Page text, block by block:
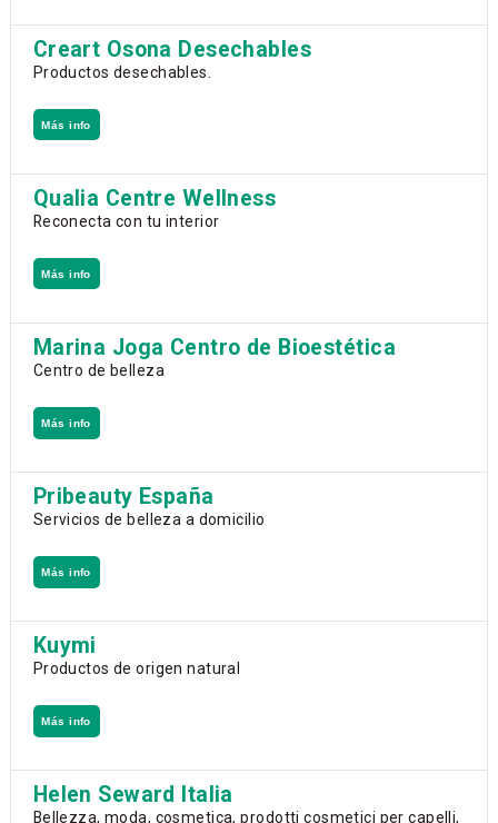
Creart Osona Desechables
Productos desechables.
Más info
Qualia Centre Wellness
Reconecta con tu interior
Más info
Marina Joga Centro de Bioestética
Centro de belleza
Más info
Pribeauty España
Servicios de belleza a domicilio
Más info
Kuymi
Productos de origen natural
Más info
Helen Seward Italia
Bellezza, moda, cosmetica, prodotti cosmetici per capelli,